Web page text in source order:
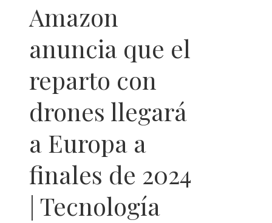
Amazon
anuncia que el
reparto con
drones llegará
a Europa a
finales de 2024
| Tecnología